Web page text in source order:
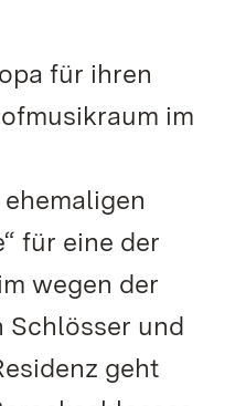
für ihren
im
für eine der
wegen der
Schlösser und
geht